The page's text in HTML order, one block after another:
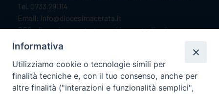
Tel. 0733.291114
Email: info@diocesimacerata.it
PEC: diocesimacerata@pec.chiesacattolica.it
Comunicazioni urgenti WhatsApp:
Orari di apertura
Informativa
Utilizziamo cookie o tecnologie simili per
finalità tecniche e, con il tuo consenso, anche per
altre finalità ("interazioni e funzionalità semplici",